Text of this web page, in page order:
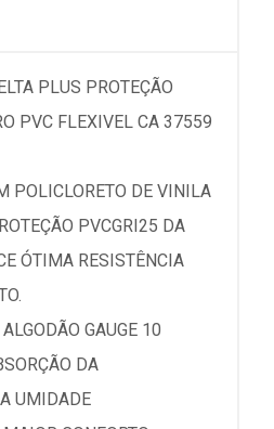
PLUS PROTEÇÃO
PVC FLEXIVEL CA 37559
POLICLORETO DE VINILA
PVCGRI25 DA
ÓTIMA RESISTÊNCIA
GAUGE 10
DA
UMIDADE